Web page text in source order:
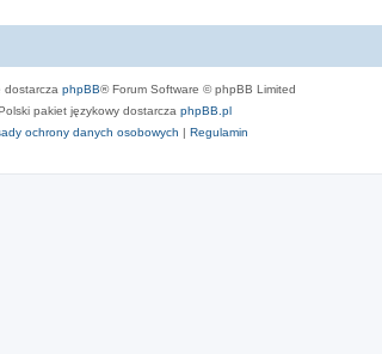
dostarcza phpBB® Forum Software © phpBB Limited
pakiet językowy dostarcza phpBB.pl
ochrony danych osobowych | Regulamin